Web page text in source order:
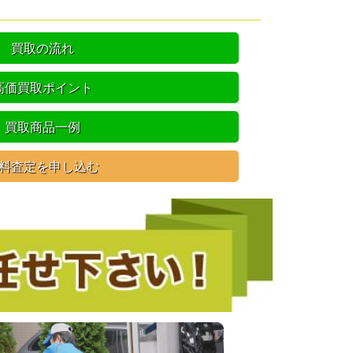
買取の流れ
価買取ポイント
買取商品一例
査定を申し込む